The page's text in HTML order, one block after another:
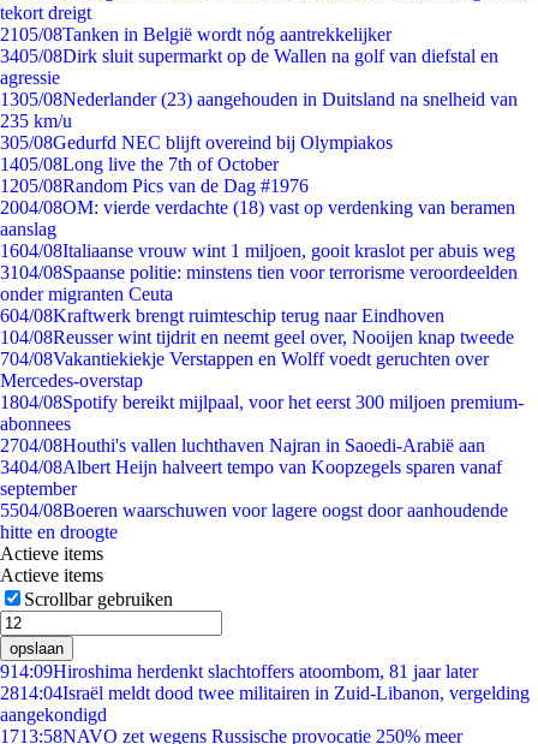
tekort dreigt
2105/08Tanken in België wordt nóg aantrekkelijker
3405/08Dirk sluit supermarkt op de Wallen na golf van diefstal en
agressie
1305/08Nederlander (23) aangehouden in Duitsland na snelheid van
235 km/u
305/08Gedurfd NEC blijft overeind bij Olympiakos
1405/08Long live the 7th of October
1205/08Random Pics van de Dag #1976
2004/08OM: vierde verdachte (18) vast op verdenking van beramen
aanslag
1604/08Italiaanse vrouw wint 1 miljoen, gooit kraslot per abuis weg
3104/08Spaanse politie: minstens tien voor terrorisme veroordeelden
onder migranten Ceuta
604/08Kraftwerk brengt ruimteschip terug naar Eindhoven
104/08Reusser wint tijdrit en neemt geel over, Nooijen knap tweede
704/08Vakantiekiekje Verstappen en Wolff voedt geruchten over
Mercedes-overstap
1804/08Spotify bereikt mijlpaal, voor het eerst 300 miljoen premium-
abonnees
2704/08Houthi's vallen luchthaven Najran in Saoedi-Arabië aan
3404/08Albert Heijn halveert tempo van Koopzegels sparen vanaf
september
5504/08Boeren waarschuwen voor lagere oogst door aanhoudende
hitte en droogte
Actieve items
Actieve items
Scrollbar gebruiken
opslaan
914:09Hiroshima herdenkt slachtoffers atoombom, 81 jaar later
2814:04Israël meldt dood twee militairen in Zuid-Libanon, vergelding
aangekondigd
1713:58NAVO zet wegens Russische provocatie 250% meer